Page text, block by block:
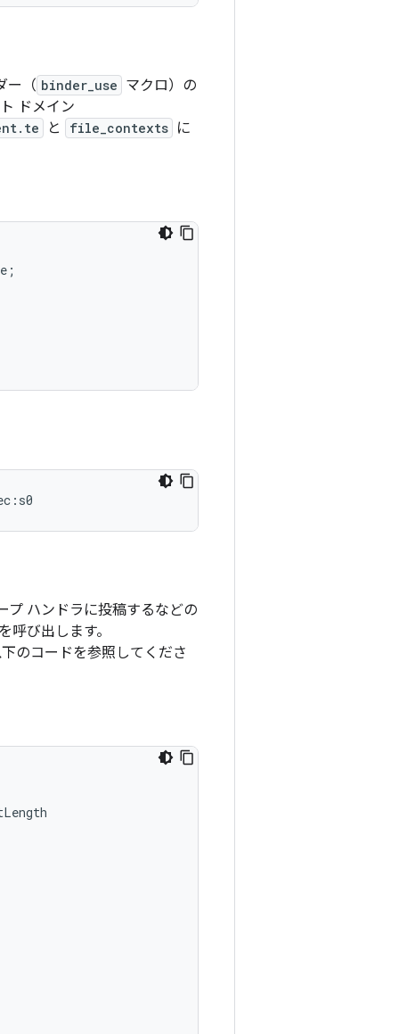
ー（ binder_use マクロ）の
ドメイン
と file_contexts に
;
プ ハンドラに投稿するなどの
呼び出します。
のコードを参照してくださ